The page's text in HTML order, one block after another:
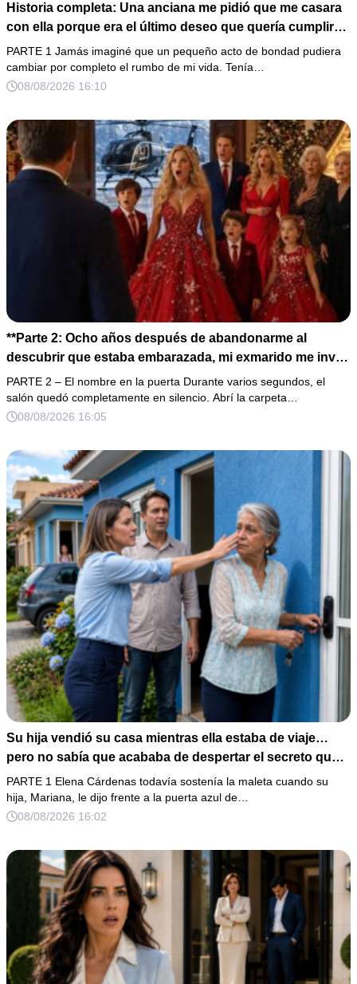
Historia completa: Una anciana me pidió que me casara
con ella porque era el último deseo que quería cumplir
antes de morir. Después de su fallecimiento, su abogado
puso en mis manos una vieja bolsa de hospital que
había conservado durante años y me dijo: «Ella te eligió
PARTE 1 Jamás imaginé que un pequeño acto de bondad pudiera
cambiar por completo el rumbo de mi vida. Tenía…
08/08/2026 16:10
**Parte 2: Ocho años después de abandonarme al
descubrir que estaba embarazada, mi exmarido me invitó
a la cena de Navidad convencido de que podría burlarse
de la mujer a la que creía una fracasada y sin hijos. Lo
que jamás imaginó fue que esa noche sería él quien
PARTE 2 – El nombre en la puerta Durante varios segundos, el
salón quedó completamente en silencio. Abrí la carpeta…
08/08/2026 16:05
Su hija vendió su casa mientras ella estaba de viaje…
pero no sabía que acababa de despertar el secreto que
su padre dejó antes de morir
PARTE 1 Elena Cárdenas todavía sostenía la maleta cuando su
hija, Mariana, le dijo frente a la puerta azul de…
08/08/2026 16:02